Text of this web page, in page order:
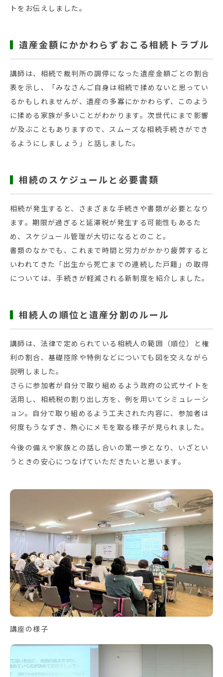
トをお伝えしました。
遺産金額にかかわらずおこる相続トラブル
講師は、相続で裁判所の調停になった遺産金額ごとの割合
表を示し、「みなさんご自身は相続で揉めないと思ってい
るかもしれませんが、遺産の多寡にかかわらず、このよう
に揉める家族が多いことがわかります。次世代にまで影響
が及ぶこともありますので、スムーズな相続手続きができ
るようにしましょう」と話しました。
相続のスケジュールと必要書類
相続が発生すると、さまざまな手続きや書類が必要となり
ます。期限が過ぎると延滞税が発生する可能性もあるた
め、スケジュール管理が大切になるとのこと。
書類のなかでも、これまで時間と労力がかかり疲弊すると
いわれてきた「出生から死亡までの連続した戸籍」の取得
については、手続きが軽減される新制度を紹介しました。
相続人の順位と遺産分割のルール
講師は、法律で定められている相続人の範囲（順位）と権
利の割合、基礎控除や特例などについても図を交えながら
説明しました。
さらに参加者が自分で取り組めるよう政府の公式サイトを
活用し、相続税の割り出し方を、例を用いてシミュレーシ
ョン。自分で取り組めるよう工夫された内容に、参加者は
何度もうなずき、熱心にメモを取る様子が見られました。
今後の備えや家族との話し合いの第一歩となり、いざとい
うときの安心につなげていただきたいと思います。
講座の様子